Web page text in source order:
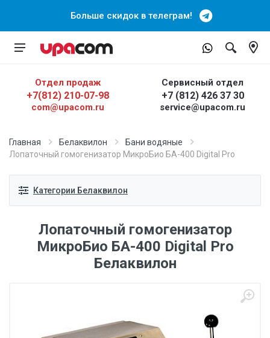
Больше скидок в телеграм!
Отдел продаж
+7(812) 210-07-98
com@upacom.ru
Сервисный отдел
+7 (812) 426 37 30
service@upacom.ru
Главная Белаквилон
Бани водяные
Лопаточный гомогенизатор МикроБио БА-400 Digital Pro
Категории Белаквилон
Лопаточный гомогенизатор
МикроБио БА-400 Digital Pro
Белаквилон